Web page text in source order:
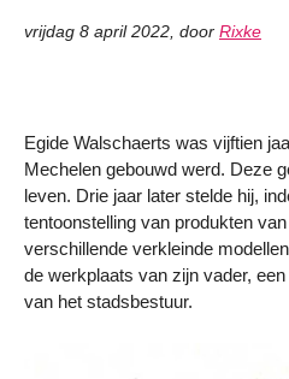
vrijdag 8 april 2022, door Rixke
Egide Walschaerts was vijftien
Mechelen gebouwd werd. Deze
leven. Drie jaar later stelde hij,
tentoonstelling van produkten
verschillende verkleinde
de werkplaats van zijn vader,
van het stadsbestuur.